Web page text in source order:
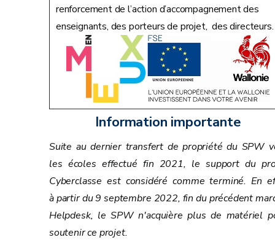
renforcement de l’action d’accompagnement des
enseignants, des porteurs de projet, des directeurs.
Information importante
Suite au dernier transfert de propriété du SPW
les écoles effectué fin 2021, le support du
Cyberclasse est considéré comme terminé. En
à partir du 9 septembre 2022, fin du précédent
Helpdesk, le SPW n'acquière plus de matériel
soutenir ce projet.